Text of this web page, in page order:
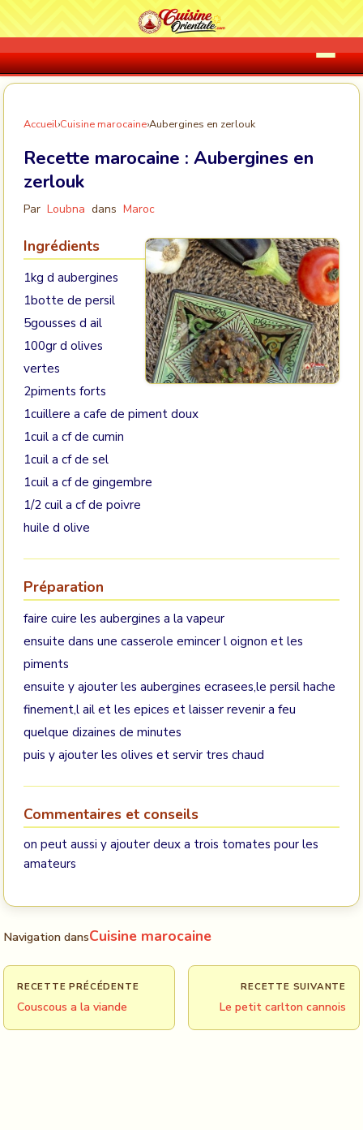
Accueil›Cuisine marocaine›Aubergines en zerlouk
Recette marocaine : Aubergines en
zerlouk
Par Loubna dans Maroc
Ingrédients
1kg d aubergines
1botte de persil
5gousses d ail
100gr d olives
vertes
2piments forts
1cuillere a cafe de piment doux
1cuil a cf de cumin
1cuil a cf de sel
1cuil a cf de gingembre
1/2 cuil a cf de poivre
huile d olive
Préparation
faire cuire les aubergines a la vapeur
ensuite dans une casserole emincer l oignon et les
piments
ensuite y ajouter les aubergines ecrasees,le persil hache
finement,l ail et les epices et laisser revenir a feu
quelque dizaines de minutes
puis y ajouter les olives et servir tres chaud
Commentaires et conseils
on peut aussi y ajouter deux a trois tomates pour les
amateurs
Navigation dansCuisine marocaine
RECETTE PRÉCÉDENTE
Couscous a la viande
RECETTE SUIVANTE
Le petit carlton cannois